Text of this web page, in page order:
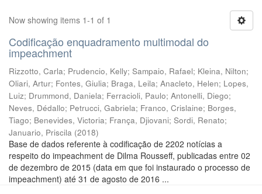
Now showing items 1-1 of 1
Codificação enquadramento multimodal do
impeachment
Rizzotto, Carla; Prudencio, Kelly; Sampaio, Rafael; Kleina, Nilton;
Oliari, Artur; Fontes, Giulia; Braga, Leila; Anacleto, Helen; Lopes,
Luiz; Drummond, Daniela; Ferracioli, Paulo; Antonelli, Diego;
Neves, Dédallo; Petrucci, Gabriela; Franco, Crislaine; Borges,
Tiago; Benevides, Victoria; França, Djiovani; Sordi, Renato;
Januario, Priscila (2018)
Base de dados referente à codificação de 2202 notícias a
respeito do impeachment de Dilma Rousseff, publicadas entre 02
de dezembro de 2015 (data em que foi instaurado o processo de
impeachment) até 31 de agosto de 2016 ...